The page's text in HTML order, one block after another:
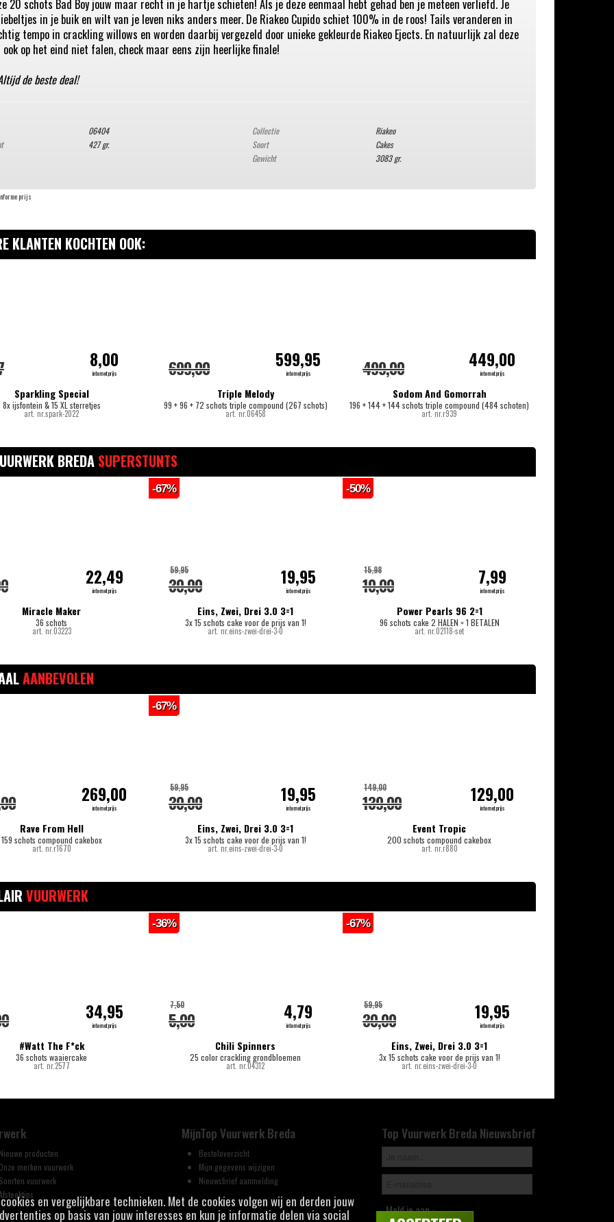
20 schots Bad Boy jouw maar recht in je hartje schieten! Als je deze eenmaal hebt gehad ben je meteen verliefd. Je
in je buik en wilt van je leven niks anders meer. De Riakeo Cupido schiet 100% in de roos! Tails veranderen in
tempo in crackling willows en worden daarbij vergezeld door unieke gekleurde Riakeo Ejects. En natuurlijk zal deze
ook op het eind niet falen, check maar eens zijn heerlijke finale!
de beste deal!
06404
427 gr.
Collectie
Riakeo
Soort
Cakes
Gewicht
3083 gr.
prijs
KLANTEN KOCHTEN OOK:
Sparkling Special
8x ijsfontein & 15 XL sterretjes
art. nr.spark-2022
8,00
internetprijs
Triple Melody
99 + 96 + 72 schots triple compound (267 schots)
art. nr.06458
699,00 599,95
internetprijs
Sodom And Gomorrah
196 + 144 + 144 schots triple compound (484 schoten)
art. nr.r939
499,00 449,00
internetprijs
BREDASUPERSTUNTS
Miracle Maker
36 schots
art. nr.03223
22,49
internetprijs
Eins, Zwei, Drei 3.0 3=1
3x 15 schots cake voor de prijs van 1!
art. nr.eins-zwei-drei-3-0
30,00
59,95 19,95
internetprijs
-67%
Power Pearls 96 2=1
96 schots cake 2 HALEN = 1 BETALEN
art. nr.02118-set
10,00
15,98 7,99
internetprijs
-50%
AANBEVOLEN
Rave From Hell
159 schots compound cakebox
art. nr.r1670
269,00
internetprijs
Eins, Zwei, Drei 3.0 3=1
3x 15 schots cake voor de prijs van 1!
art. nr.eins-zwei-drei-3-0
30,00
59,95 19,95
internetprijs
-67%
Event Tropic
200 schots compound cakebox
art. nr.r880
139,00
149,00 129,00
internetprijs
VUURWERK
#Watt The F*ck
36 schots waaiercake
art. nr.2577
34,95
internetprijs
Chili Spinners
25 color crackling grondbloemen
art. nr.04312
5,00
7,50 4,79
internetprijs
-36%
Eins, Zwei, Drei 3.0 3=1
3x 15 schots cake voor de prijs van 1!
art. nr.eins-zwei-drei-3-0
30,00
59,95 19,95
internetprijs
-67%
Nieuwe producten
Onze merken vuurwerk
Soorten vuurwerk
Afsteektips
MijnTop Vuurwerk Breda
Besteloverzicht
Mijn gegevens wijzigen
Nieuwsbrief aanmelding
Top Vuurwerk Breda Nieuwsbrief
Meld je aan»
en vergelijkbare technieken. Met de cookies volgen wij en derden jouw
op basis van jouw interesses en kun je informatie delen via social